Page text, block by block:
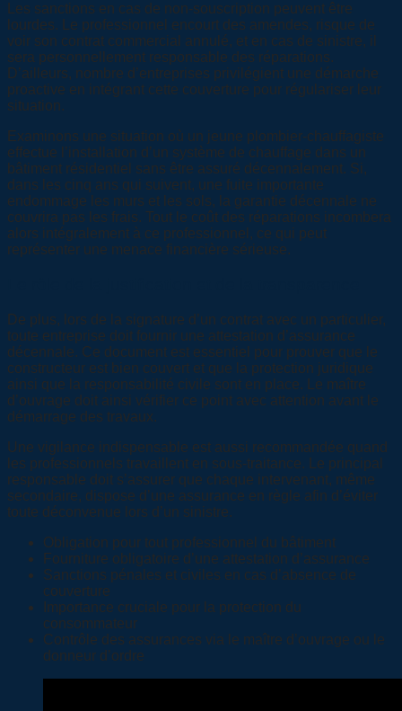
Les sanctions en cas de non-souscription peuvent être
lourdes. Le professionnel encourt des amendes, risque de
voir son contrat commercial annulé, et en cas de sinistre, il
sera personnellement responsable des réparations.
D’ailleurs, nombre d’entreprises privilégient une démarche
proactive en intégrant cette couverture pour régulariser leur
situation.
Examinons une situation où un jeune plombier-chauffagiste
effectue l’installation d’un système de chauffage dans un
bâtiment résidentiel sans être assuré décennalement. Si,
dans les cinq ans qui suivent, une fuite importante
endommage les murs et les sols, la garantie décennale ne
couvrira pas les frais. Tout le coût des réparations incombera
alors intégralement à ce professionnel, ce qui peut
représenter une menace financière sérieuse.
De plus, lors de la signature d’un contrat avec un particulier,
toute entreprise doit fournir une attestation d’assurance
décennale. Ce document est essentiel pour prouver que le
constructeur est bien couvert et que la protection juridique
ainsi que la responsabilité civile sont en place. Le maître
d’ouvrage doit ainsi vérifier ce point avec attention avant le
démarrage des travaux.
Une vigilance indispensable est aussi recommandée quand
les professionnels travaillent en sous-traitance. Le principal
responsable doit s’assurer que chaque intervenant, même
secondaire, dispose d’une assurance en règle afin d’éviter
toute déconvenue lors d’un sinistre.
Obligation pour tout professionnel du bâtiment
Fourniture obligatoire d’une attestation d’assurance
Sanctions pénales et civiles en cas d’absence de
couverture
Importance cruciale pour la protection du
consommateur
Contrôle des assurances via le maître d’ouvrage ou le
donneur d’ordre